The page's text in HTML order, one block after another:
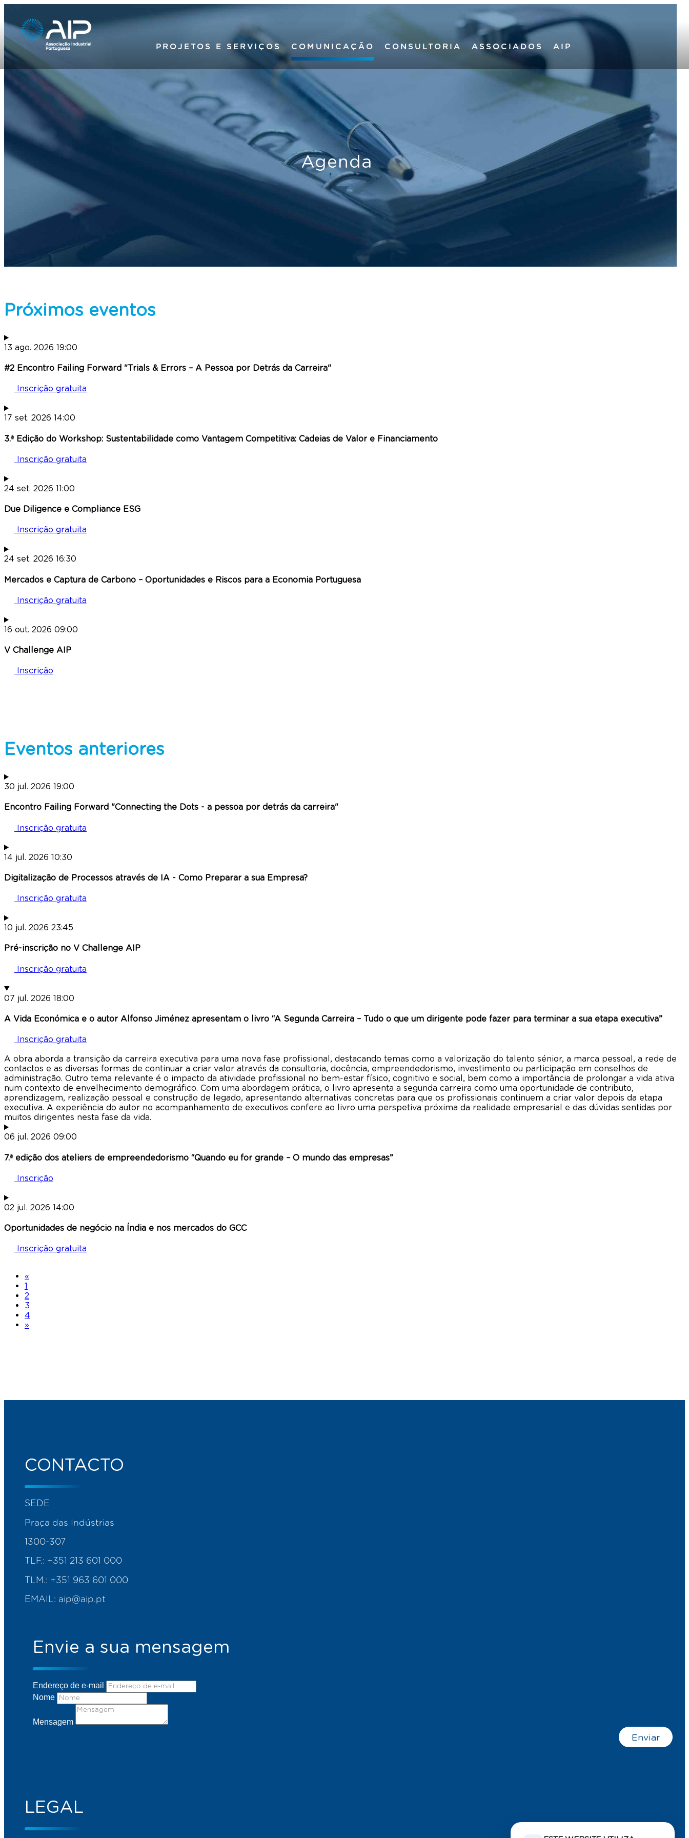
PROJETOS E SERVIÇOS COMUNICAÇÃO CONSULTORIA ASSOCIADOS AIP
Agenda
Próximos eventos
13 ago. 2026 19:00
#2 Encontro Failing Forward "Trials & Errors – A Pessoa por Detrás da Carreira"
Inscrição gratuita
17 set. 2026 14:00
3.ª Edição do Workshop: Sustentabilidade como Vantagem Competitiva: Cadeias de Valor e Financiamento
Inscrição gratuita
24 set. 2026 11:00
Due Diligence e Compliance ESG
Inscrição gratuita
24 set. 2026 16:30
Mercados e Captura de Carbono – Oportunidades e Riscos para a Economia Portuguesa
Inscrição gratuita
16 out. 2026 09:00
V Challenge AIP
Inscrição
Eventos anteriores
30 jul. 2026 19:00
Encontro Failing Forward "Connecting the Dots - a pessoa por detrás da carreira"
Inscrição gratuita
14 jul. 2026 10:30
Digitalização de Processos através de IA - Como Preparar a sua Empresa?
Inscrição gratuita
10 jul. 2026 23:45
Pré-inscrição no V Challenge AIP
Inscrição gratuita
07 jul. 2026 18:00
A Vida Económica e o autor Alfonso Jiménez apresentam o livro “A Segunda Carreira – Tudo o que um dirigente pode fazer para terminar a sua etapa executiva”
Inscrição gratuita
A obra aborda a transição da carreira executiva para uma nova fase profissional, destacando temas como a valorização do talento sénior, a marca pessoal, a rede de
contactos e as diversas formas de continuar a criar valor através da consultoria, docência, empreendedorismo, investimento ou participação em conselhos de
administração. Outro tema relevante é o impacto da atividade profissional no bem-estar físico, cognitivo e social, bem como a importância de prolongar a vida ativa
num contexto de envelhecimento demográfico. Com uma abordagem prática, o livro apresenta a segunda carreira como uma oportunidade de contributo,
aprendizagem, realização pessoal e construção de legado, apresentando alternativas concretas para que os profissionais continuem a criar valor depois da etapa
executiva. A experiência do autor no acompanhamento de executivos confere ao livro uma perspetiva próxima da realidade empresarial e das dúvidas sentidas por
muitos dirigentes nesta fase da vida.
06 jul. 2026 09:00
7.ª edição dos ateliers de empreendedorismo “Quando eu for grande – O mundo das empresas”
Inscrição
02 jul. 2026 14:00
Oportunidades de negócio na Índia e nos mercados do GCC
Inscrição gratuita
«
1
2
3
4
»
CONTACTO
SEDE
Praça das Indústrias
1300-307
TLF.: +351 213 601 000
TLM.: +351 963 601 000
EMAIL: aip@aip.pt
Envie a sua mensagem
Endereço de e-mail
Nome
Mensagem
Enviar
LEGAL